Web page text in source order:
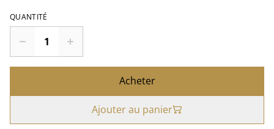
QUANTITÉ
Acheter
Ajouter au panier